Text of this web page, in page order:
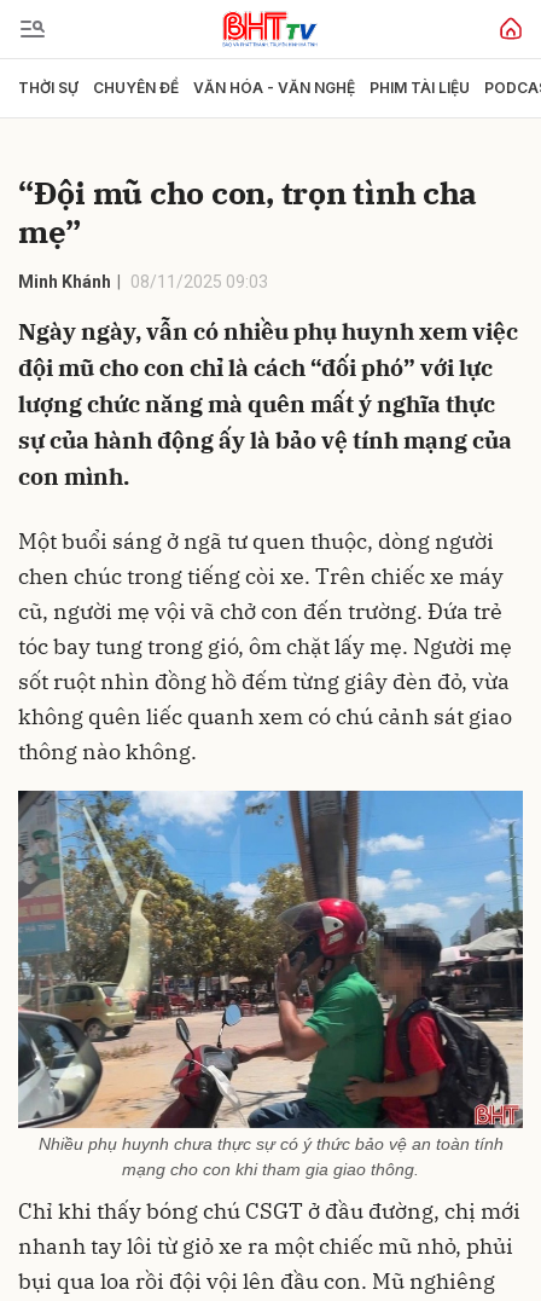
THỜI SỰ CHUYÊN ĐỀ VĂN HÓA - VĂN NGHỆ PHIM TÀI LIỆU
“Đội mũ cho con, trọn tình cha
mẹ”
Minh Khánh 08/11/2025 09:03
Ngày ngày, vẫn có nhiều phụ huynh xem việc
đội mũ cho con chỉ là cách “đối phó” với lực
lượng chức năng mà quên mất ý nghĩa thực
sự của hành động ấy là bảo vệ tính mạng của
con mình.
Một buổi sáng ở ngã tư quen thuộc, dòng người
chen chúc trong tiếng còi xe. Trên chiếc xe máy
cũ, người mẹ vội vã chở con đến trường. Đứa trẻ
tóc bay tung trong gió, ôm chặt lấy mẹ. Người mẹ
sốt ruột nhìn đồng hồ đếm từng giây đèn đỏ, vừa
không quên liếc quanh xem có chú cảnh sát giao
thông nào không.
Nhiều phụ huynh chưa thực sự có ý thức bảo vệ an toàn tính
mạng cho con khi tham gia giao thông.
Chỉ khi thấy bóng chú CSGT ở đầu đường, chị mới
nhanh tay lôi từ giỏ xe ra một chiếc mũ nhỏ, phủi
bụi qua loa rồi đội vội lên đầu con. Mũ nghiêng
Gửi bình luận
Hủy Gửi